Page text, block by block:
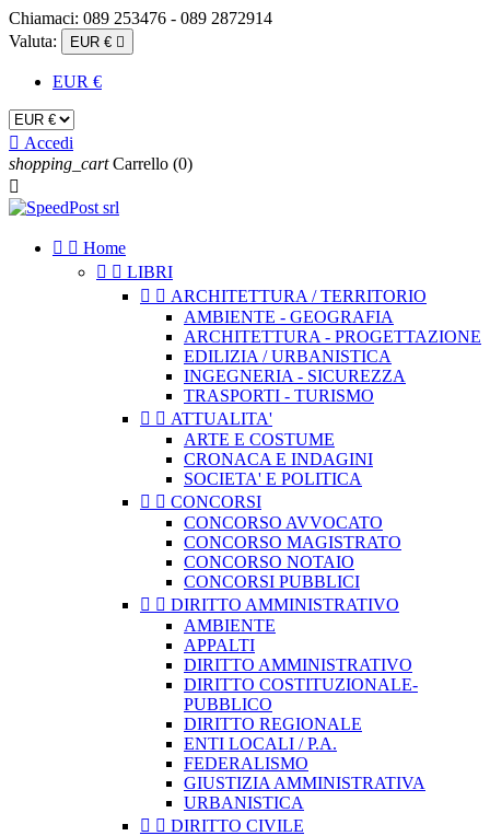
Chiamaci: 089 253476 - 089 2872914
Valuta:
EUR € 
EUR €
 Accedi
shopping_cart Carrello (0)

  Home
  LIBRI
  ARCHITETTURA / TERRITORIO
AMBIENTE - GEOGRAFIA
ARCHITETTURA - PROGETTAZIONE
EDILIZIA / URBANISTICA
INGEGNERIA - SICUREZZA
TRASPORTI - TURISMO
  ATTUALITA'
ARTE E COSTUME
CRONACA E INDAGINI
SOCIETA' E POLITICA
  CONCORSI
CONCORSO AVVOCATO
CONCORSO MAGISTRATO
CONCORSO NOTAIO
CONCORSI PUBBLICI
  DIRITTO AMMINISTRATIVO
AMBIENTE
APPALTI
DIRITTO AMMINISTRATIVO
DIRITTO COSTITUZIONALE-
PUBBLICO
DIRITTO REGIONALE
ENTI LOCALI / P.A.
FEDERALISMO
GIUSTIZIA AMMINISTRATIVA
URBANISTICA
  DIRITTO CIVILE